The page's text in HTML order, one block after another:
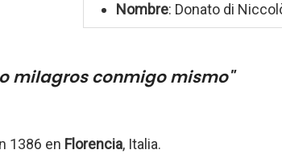
Nombre: Donato di
milagros conmigo mismo"
1386 en Florencia, Italia.